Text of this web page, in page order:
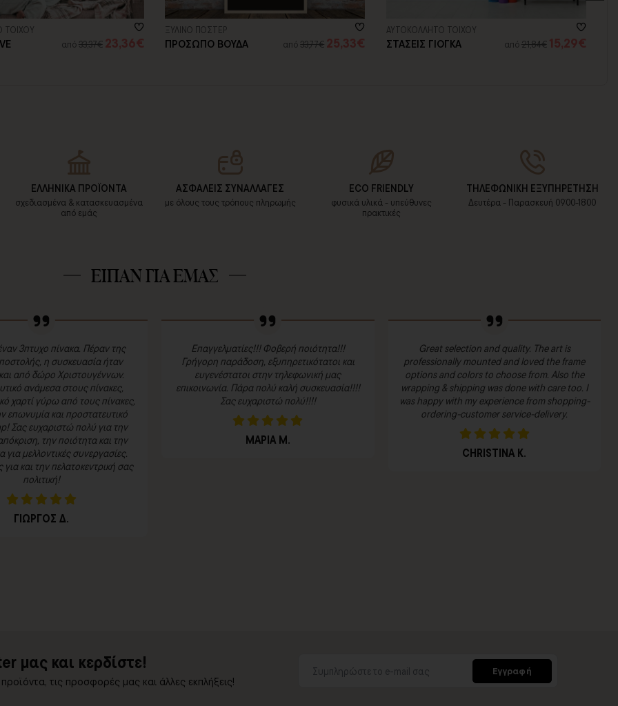
ΤΟΙΧΟΥ
LOVE από33,37€ 23,36€
ΞΥΛΙΝΟ ΠΟΣΤΕΡ
ΠΡΟΣΩΠΟ ΒΟΥΔΑ από 33,77€ 25,33€
ΑΥΤΟΚΟΛΛΗΤΟ ΤΟΙΧΟΥ
ΣΤΑΣΕΙΣ ΓΙΟΓΚΑ από21,84€ 15,29€
ΕΛΛΗΝΙΚΑ ΠΡΟΪΟΝΤΑ
σχεδιασμένα & κατασκευασμένα
από εμάς
ΑΣΦΑΛΕΙΣ ΣΥΝΑΛΛΑΓΕΣ
με όλους τους τρόπους πληρωμής
ECO FRIENDLY
φυσικά υλικά - υπεύθυνες
πρακτικές
ΤΗΛΕΦΩΝΙΚΗ ΕΞΥΠΗΡΕΤΗΣΗ
Δευτέρα - Παρασκευή 09:00-18:00
ΕΙΠΑΝ ΓΙΑ ΕΜΑΣ
3πτυχο πίνακα. Πέραν της
η συσκευασία ήταν
από δώρο Χριστουγέννων.
ανάμεσα στους πίνακες,
χαρτί γύρω από τους πίνακες,
επωνυμία και προστατευτικό
Σας ευχαριστώ πολύ για την
την ποιότητα και την
για μελλοντικές συνεργασίες.
και την πελατοκεντρική σας
πολιτική!
ΓΙΩΡΓΟΣ Δ.
Επαγγελματίες!!! Φοβερή ποιότητα!!!
Γρήγορη παράδοση, εξυπηρετικότατοι και
ευγενέστατοι στην τηλεφωνική μας
επικοινωνία. Πάρα πολύ καλή συσκευασία!!!!
Σας ευχαριστώ πολύ!!!!
ΜΑΡΙΑ Μ.
Great selection and quality. The art is
professionally mounted and loved the frame
options and colors to choose from. Also the
wrapping & shipping was done with care too. I
was happy with my experience from shopping-
ordering-customer service-delivery.
CHRISTINA K.
μας και κερδίστε!
τις προσφορές μας και άλλες εκπλήξεις!
Εγγραφή